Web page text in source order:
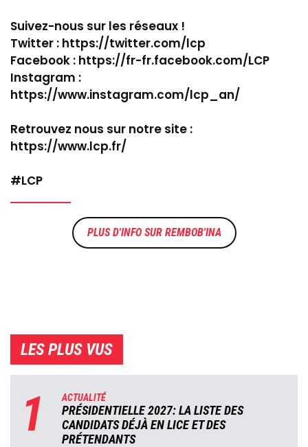
Suivez-nous sur les réseaux !
Twitter : https://twitter.com/lcp
Facebook : https://fr-fr.facebook.com/LCP
Instagram :
https://www.instagram.com/lcp_an/
Retrouvez nous sur notre site :
https://www.lcp.fr/
#LCP
REMBOB'INA
LES PLUS VUS
1 ACTUALITÉ
PRÉSIDENTIELLE 2027: LA LISTE DES
CANDIDATS DÉJÀ EN LICE ET DES
PRÉTENDANTS